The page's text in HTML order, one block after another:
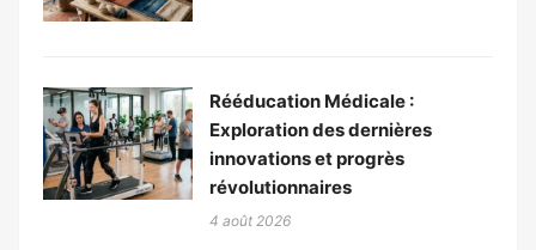
Rééducation Médicale :
Exploration des dernières
innovations et progrès
révolutionnaires
4 août 2026